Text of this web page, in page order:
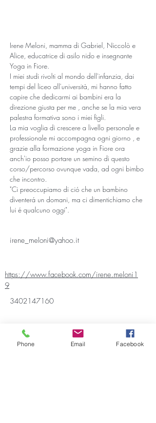
Irene Meloni, mamma di Gabriel, Niccolò e
Alice, educatrice di asilo nido e insegnante
Yoga in Fiore.
I miei studi rivolti al mondo dell'infanzia, dai
tempi del liceo all'università, mi hanno fatto
capire che dedicarmi ai bambini era la
direzione giusta per me , anche se la mia vera
palestra formativa sono i miei figli.
La mia voglia di crescere a livello personale e
professionale mi accompagna ogni giorno , e
grazie alla formazione yoga in Fiore ora
anch'io posso portare un semino di questo
corso/percorso ovunque vada, ad ogni bimbo
che incontro.
"Ci preoccupiamo di ció che un bambino
diventerá un domani, ma ci dimentichiamo che
lui é qualcuno oggi".
irene_meloni@yahoo.it
https://www.facebook.com/irene.meloni1
9
3402147160
Iscriviti alla Newsletter
Phone Email Facebook